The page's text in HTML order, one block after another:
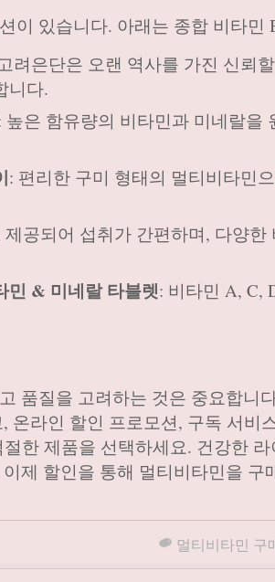
이 있습니다. 아래는 종합 비타민
려은단은 오랜 역사를 가진 신뢰
니다.
높은 함유량의 비타민과 미네랄을
: 편리한 구미 형태의 멀티비타민
제공되어 섭취가 간편하며, 다양
민 & 미네랄 타블렛: 비타민 A, C,
품질을 고려하는 것은 중요합니
온라인 할인 프로모션, 구독 서비
한 제품을 선택하세요. 건강한
제 할인을 통해 멀티비타민을 구
멀티비타민 구